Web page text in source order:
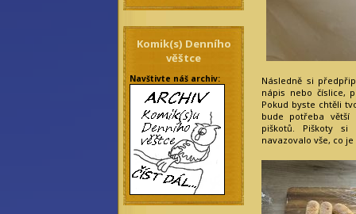
Komik(s) Denního
věštce
Navštivte náš archiv:
Následně si
nápis nebo číslice,
Pokud byste chtěli
bude potřeba
piškotů. Piškoty
navazovalo vše, co